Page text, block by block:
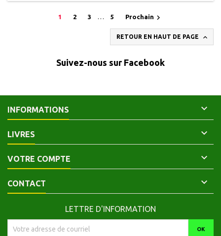
1 2 3 … 5 Prochain 
RETOUR EN HAUT DE PAGE 
Suivez-nous sur Facebook
INFORMATIONS 
LIVRES 
VOTRE COMPTE 
CONTACT 
LETTRE D'INFORMATION